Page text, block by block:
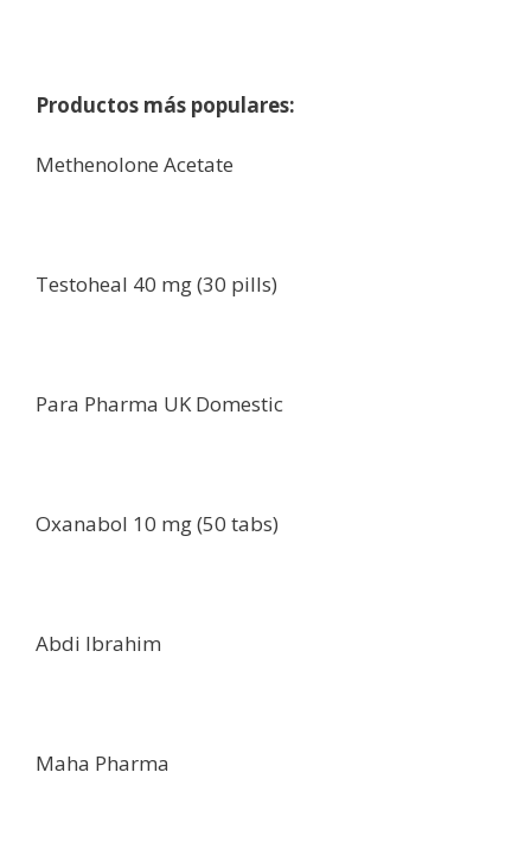
Productos más populares:
Methenolone Acetate
Testoheal 40 mg (30 pills)
Para Pharma UK Domestic
Oxanabol 10 mg (50 tabs)
Abdi Ibrahim
Maha Pharma